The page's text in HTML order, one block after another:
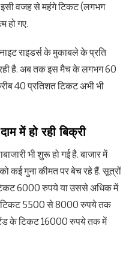
वजह से महंगे टिकट (लगभग
हो गए.
राइडर्स के मुकाबले के प्रति
है. अब तक इस मैच के लगभग 60
40 प्रतिशत टिकट अभी भी
में हो रही बिक्री
भी शुरू हो गई है. बाजार में
कई गुना कीमत पर बेच रहे हैं. सूत्रों
6000 रुपये या उससे अधिक में
टिकट 5500 से 8000 रुपये तक
के टिकट 16000 रुपये तक में